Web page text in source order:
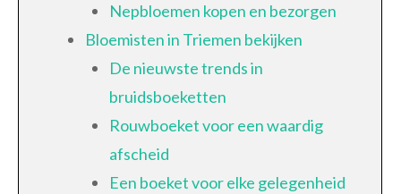
Nepbloemen kopen en bezorgen
Bloemisten in Triemen bekijken
De nieuwste trends in
bruidsboeketten
Rouwboeket voor een waardig
afscheid
Een boeket voor elke gelegenheid